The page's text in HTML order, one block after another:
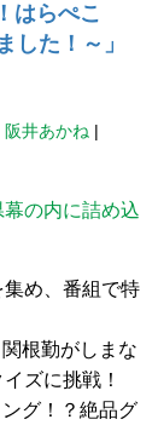
はらぺこ
した！～」
阪井あかね |
の内に詰め込
め、番組で特
根勤がしまな
ズに挑戦！
グ！？絶品グ